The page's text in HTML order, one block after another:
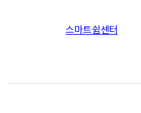
스마트쉼센터